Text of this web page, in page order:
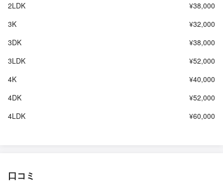
2LDK
¥38,000
3K
¥32,000
3DK
¥38,000
3LDK
¥52,000
4K
¥40,000
4DK
¥52,000
4LDK
¥60,000
口コミ